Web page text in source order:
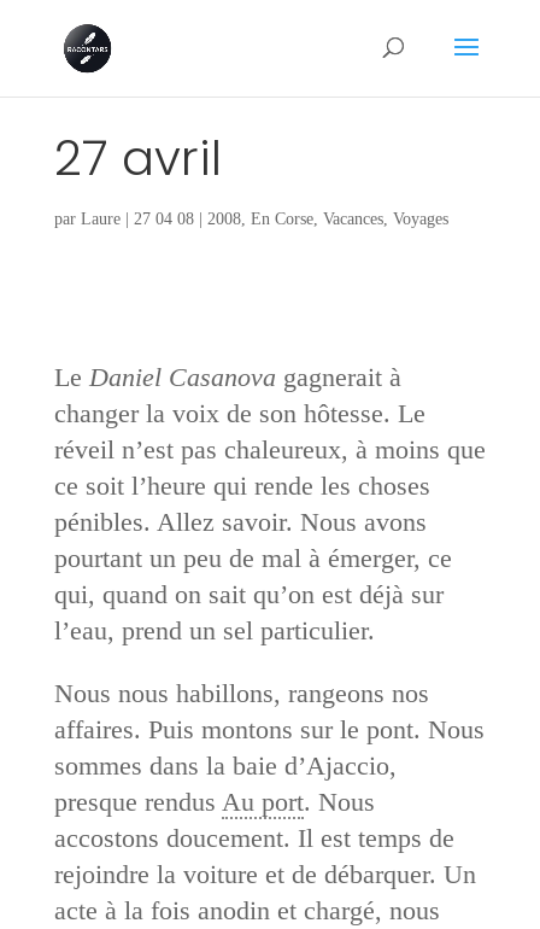
27 avril
par Laure| 27 04 08| 2008, En Corse, Vacances, Voyages
Le Daniel Casanova gagnerait à
changer la voix de son hôtesse. Le
réveil n’est pas chaleureux, à moins que
ce soit l’heure qui rende les choses
pénibles. Allez savoir. Nous avons
pourtant un peu de mal à émerger, ce
qui, quand on sait qu’on est déjà sur
l’eau, prend un sel particulier.
Nous nous habillons, rangeons nos
affaires. Puis montons sur le pont. Nous
sommes dans la baie d’Ajaccio,
presque rendus Au port. Nous
accostons doucement. Il est temps de
rejoindre la voiture et de débarquer. Un
acte à la fois anodin et chargé, nous